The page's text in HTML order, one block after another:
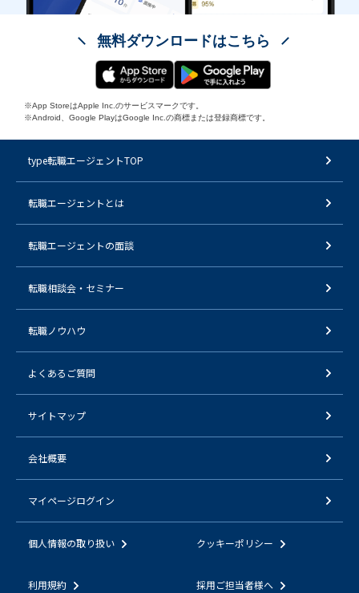
無料ダウンロードはこちら
※App StoreはApple Inc.のサービスマークです。
※Android、Google PlayはGoogle Inc.の商標または登録商標です。
type転職エージェントTOP
転職エージェントとは
転職エージェントの面談
転職相談会・セミナー
転職ノウハウ
よくあるご質問
サイトマップ
会社概要
マイページログイン
個人情報の取り扱い クッキーポリシー
利用規約 採用ご担当者様へ